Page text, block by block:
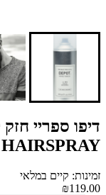
HAIRSPRAY
זמינות: קיים במלאי
₪119.00